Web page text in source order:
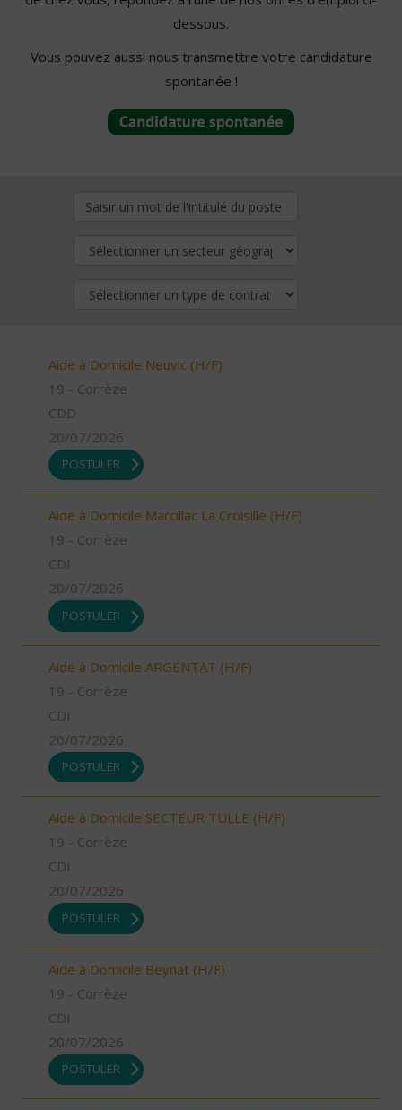
dessous.
Vous pouvez aussi nous transmettre votre candidature
spontanée !
Aide à Domicile Neuvic (H/F)
19 - Corrèze
CDD
20/07/2026
POSTULER
Aide à Domicile Marcillac La Croisille (H/F)
19 - Corrèze
CDI
20/07/2026
POSTULER
Aide à Domicile ARGENTAT (H/F)
19 - Corrèze
CDI
20/07/2026
POSTULER
Aide à Domicile SECTEUR TULLE (H/F)
19 - Corrèze
CDI
20/07/2026
POSTULER
Aide à Domicile Beynat (H/F)
19 - Corrèze
CDI
20/07/2026
POSTULER